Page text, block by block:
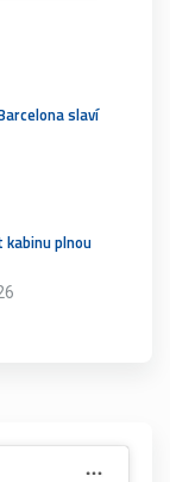
slaví
kabinu plnou